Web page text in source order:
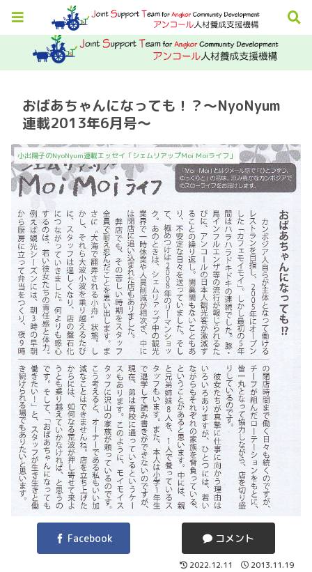
おばあちゃんになっても！？～NyoNyum
連載2013年6月号～
小出陽子のNyoNyum連載エッセイ「シェムリアップMoi Moiライフ」
Facebook コメント
2022.12.11 2013.11.19